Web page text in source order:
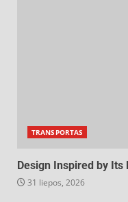
TRANSPORTAS
Design Inspired by Its
31 liepos, 2026